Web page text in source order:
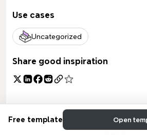
Use cases
Uncategorized
Share good inspiration
Free template Open